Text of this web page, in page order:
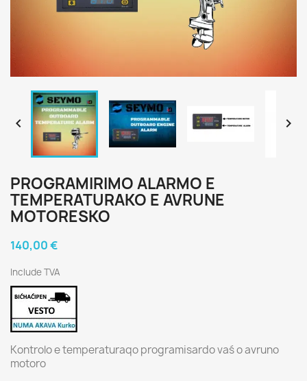
 
PROGRAMIRIMO ALARMO E
TEMPERATURAKO E AVRUNE
MOTORESKO
140,00 €
Include TVA
Kontrolo e temperaturaqo programisardo vaś o avruno
motoro